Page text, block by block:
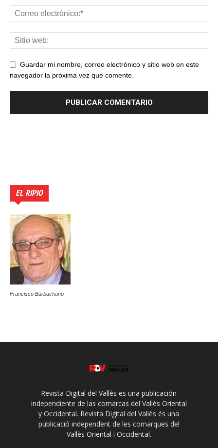
Guardar mi nombre, correo electrónico y sitio web en este
navegador la próxima vez que comente.
EL RIPIO
Francisco Barbachano
Revista Digital del Vallès es una publicación
independiente de las comarcas del Vallès Oriental
y Occidental. Revista Digital del Vallès és una
publicació independent de les comarques del
Vallès Oriental i Occidental.